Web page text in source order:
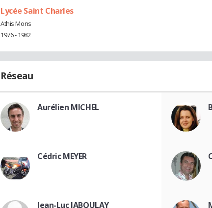
Lycée Saint Charles
Athis Mons
1976 - 1982
Réseau
Aurélien MICHEL
Cédric MEYER
Jean-Luc JABOULAY